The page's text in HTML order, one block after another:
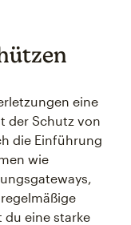
eine
der Schutz von
die Einführung
wie
du eine starke